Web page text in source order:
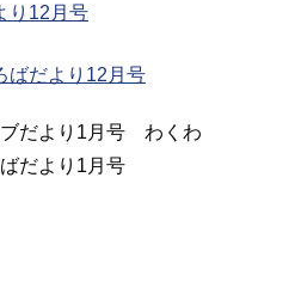
り12月号
ばだより12月号
だより1月号 わくわ
だより1月号